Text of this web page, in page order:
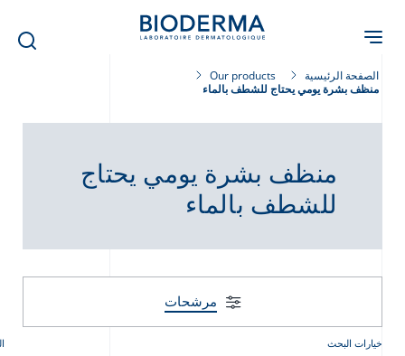
content
الصفحة الرئيسية
Our products
منظف بشرة يومي يحتاج للشطف بالماء
منظف بشرة يومي يحتاج
للشطف بالماء
مرشحات
خيارات البحث